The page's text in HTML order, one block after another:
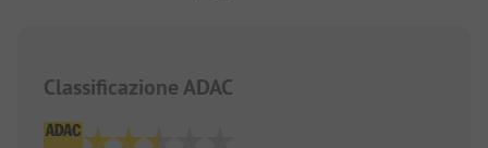
Classificazione ADAC